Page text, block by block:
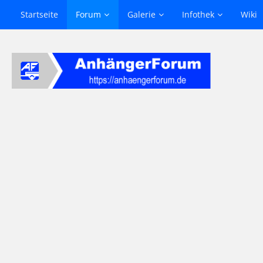
Startseite Forum Galerie Infothek Wiki